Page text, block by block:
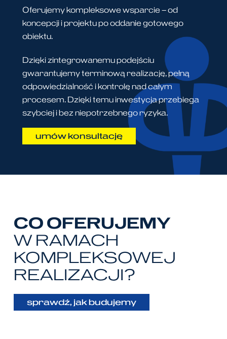
Oferujemy kompleksowe wsparcie – od
koncepcji i projektu po oddanie gotowego
obiektu.
Dzięki zintegrowanemu podejściu
gwarantujemy terminową realizację, pełną
odpowiedzialność i kontrolę nad całym
procesem. Dzięki temu inwestycja przebiega
szybciej i bez niepotrzebnego ryzyka.
umów konsultację
CO OFERUJEMY
W RAMACH
KOMPLEKSOWEJ
REALIZACJI?
sprawdź, jak budujemy